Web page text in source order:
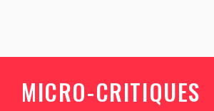
MICRO-CRITIQUES